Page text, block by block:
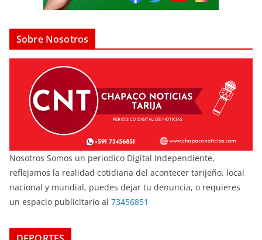
Sobre Nosotros
Nosotros Somos un periodico Digital Independiente,
reflejamos la realidad cotidiana del acontecer tarijeño, local
nacional y mundial, puedes dejar tu denuncia, o requieres
un espacio publicitario al 73456851